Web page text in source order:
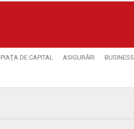
PIAŢA DE CAPITAL ASIGURĂRI BUSINESS